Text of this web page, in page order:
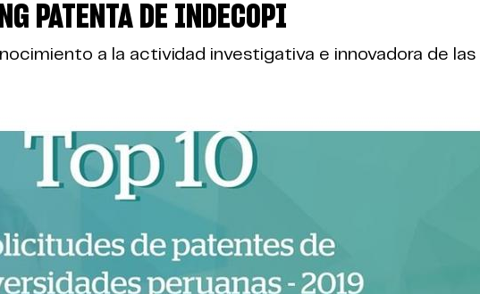
PATENTA DE INDECOPI
a la actividad investigativa e innovadora de